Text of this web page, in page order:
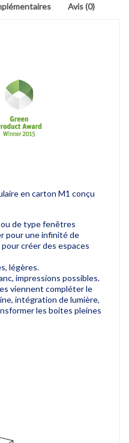
Avis (0)
en carton M1 conçu
de type fenêtres
pour une infinité de
créer des espaces
légères.
impressions possibles.
viennent compléter le
intégration de lumière,
les boites pleines